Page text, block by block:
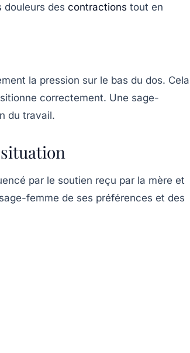
douleurs des contractions tout en
la pression sur le bas du dos. Cela
correctement. Une sage-
du travail.
par le soutien reçu par la mère et
femme de ses préférences et des